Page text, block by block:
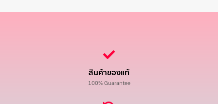
สินค้าของแท้
100% Guarantee